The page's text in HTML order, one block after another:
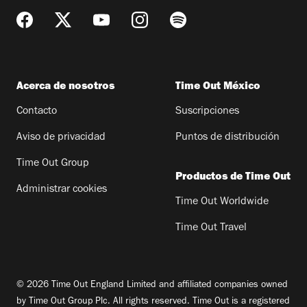
Acerca de nosotros
Contacto
Aviso de privacidad
Time Out Group
Administrar cookies
Time Out México
Suscripciones
Puntos de distribución
Productos de Time Out
Time Out Worldwide
Time Out Travel
© 2026 Time Out England Limited and affiliated companies owned
by Time Out Group Plc. All rights reserved. Time Out is a registered